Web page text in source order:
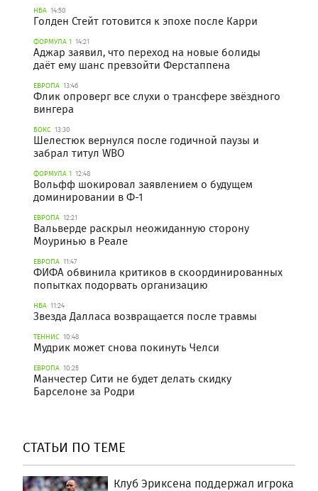
НБА 14:50
Голден Стейт готовится к эпохе после Карри
ФОРМУЛА 1 14:21
Аджар заявил, что переход на новые болиды
даёт ему шанс превзойти Ферстаппена
ЕВРОПА 13:46
Флик опроверг все слухи о трансфере звёздного
вингера
БОКС 13:30
Шелестюк вернулся после годичной паузы и
забрал титул WBO
ФОРМУЛА 1 12:48
Вольфф шокировал заявлением о будущем
доминировании в Ф-1
ЕВРОПА 12:21
Вальверде раскрыл неожиданную сторону
Моуринью в Реале
ЕВРОПА 11:47
ФИФА обвинила критиков в скоординированных
попытках подорвать организацию
НБА 11:24
Звезда Далласа возвращается после травмы
ТЕННИС 10:48
Мудрик может снова покинуть Челси
ЕВРОПА 10:25
Манчестер Сити не будет делать скидку
Барселоне за Родри
СТАТЬИ ПО ТЕМЕ
Клуб Эриксена поддержал игрока